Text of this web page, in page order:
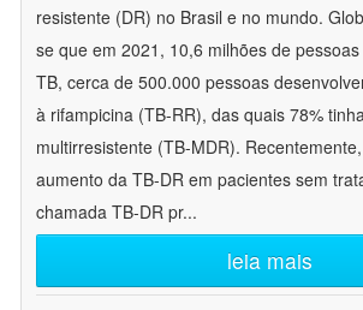
resistente (DR) no Brasil e no mundo.
se que em 2021, 10,6 milhões de
TB, cerca de 500.000 pessoas
à rifampicina (TB-RR), das quais 78%
multirresistente (TB-MDR).
aumento da TB-DR em pacientes sem
chamada TB-DR pr...
leia mais